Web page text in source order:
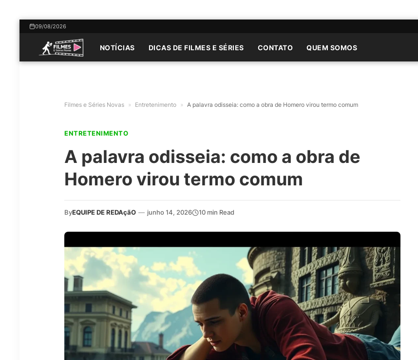
09/08/2026
NOTÍCIAS DICAS DE FILMES E SÉRIES CONTATO QUEM SOMOS
Filmes e Séries Novas » Entretenimento » A palavra odisseia: como a obra de Homero virou termo comum
ENTRETENIMENTO
A palavra odisseia: como a obra de
Homero virou termo comum
ByEQUIPE DE REDAçãO — junho 14, 2026 10 min Read